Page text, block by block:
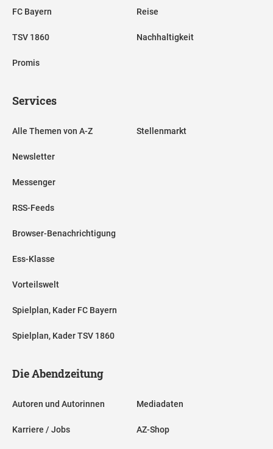
FC Bayern
TSV 1860
Promis
Reise
Nachhaltigkeit
Services
Alle Themen von A-Z
Newsletter
Messenger
RSS-Feeds
Browser-Benachrichtigung
Ess-Klasse
Vorteilswelt
Spielplan, Kader FC Bayern
Spielplan, Kader TSV 1860
Stellenmarkt
Die Abendzeitung
Autoren und Autorinnen
Karriere / Jobs
Mediadaten
AZ-Shop